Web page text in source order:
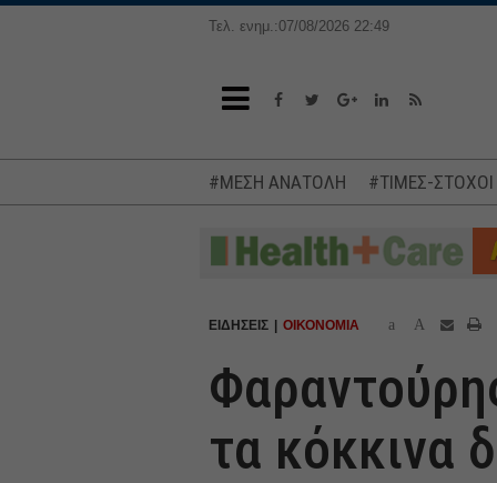
Τελ. ενημ.:07/08/2026 22:49
#ΜΕΣΗ ΑΝΑΤΟΛΗ #ΤΙΜΕΣ-
ΕΙΔΗΣΕΙΣ ΟΙΚΟΝΟΜΙΑ a A
τα κόκκινα